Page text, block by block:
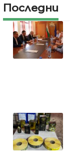
Последни